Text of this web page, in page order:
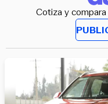
Cotiza y